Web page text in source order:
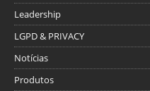
Leadership
LGPD & PRIVACY
Notícias
Produtos